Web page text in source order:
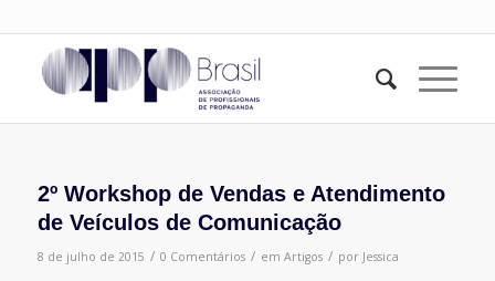
2º Workshop de Vendas e Atendimento
de Veículos de Comunicação
8 de julho de 2015 / 0 Comentários / em Artigos / por Jessica